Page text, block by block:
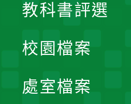
教科書評選
校園檔案
處室檔案